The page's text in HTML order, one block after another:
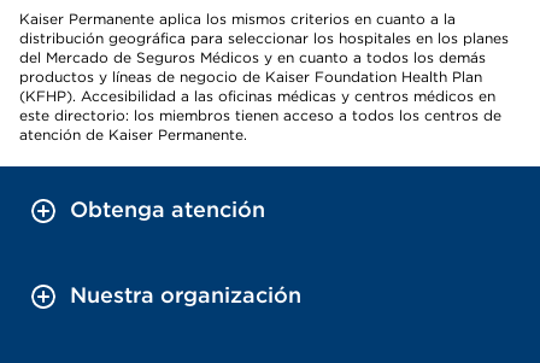
Kaiser Permanente aplica los mismos criterios en cuanto a la
distribución geográfica para seleccionar los hospitales en los planes
del Mercado de Seguros Médicos y en cuanto a todos los demás
productos y líneas de negocio de Kaiser Foundation Health Plan
(KFHP). Accesibilidad a las oficinas médicas y centros médicos en
este directorio: los miembros tienen acceso a todos los centros de
atención de Kaiser Permanente.
Obtenga atención
Nuestra organización